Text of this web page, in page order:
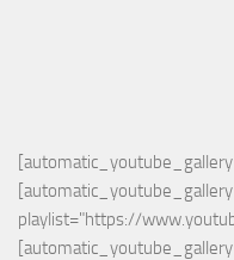
[automatic_youtube_gallery
playlist="https://
[automatic_youtube_gallery